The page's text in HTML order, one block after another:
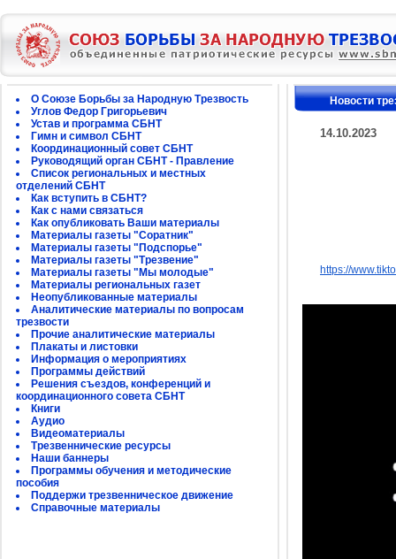
О Союзе Борьбы за Народную Трезвость
Углов Федор Григорьевич
Устав и программа СБНТ
Гимн и символ СБНТ
Координационный совет СБНТ
Руководящий орган СБНТ - Правление
Список региональных и местных
отделений СБНТ
Как вступить в СБНТ?
Как с нами связаться
Как опубликовать Ваши материалы
Материалы газеты "Соратник"
Материалы газеты "Подспорье"
Материалы газеты "Трезвение"
Материалы газеты "Мы молодые"
Материалы региональных газет
Неопубликованные материалы
Аналитические материалы по вопросам
трезвости
Прочие аналитические материалы
Плакаты и листовки
Информация о мероприятиях
Программы действий
Решения съездов, конференций и
координационного совета СБНТ
Книги
Аудио
Видеоматериалы
Трезвеннические ресурсы
Наши баннеры
Программы обучения и методические
пособия
Поддержи трезвенническое движение
Справочные материалы
Новости
14.10.2023
https://